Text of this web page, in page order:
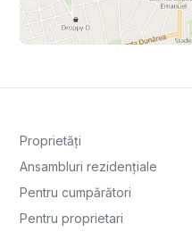
Proprietăți
Ansambluri rezidențiale
Pentru cumpărători
Pentru proprietari